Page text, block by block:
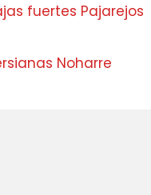
fuertes Pajarejos
Noharre